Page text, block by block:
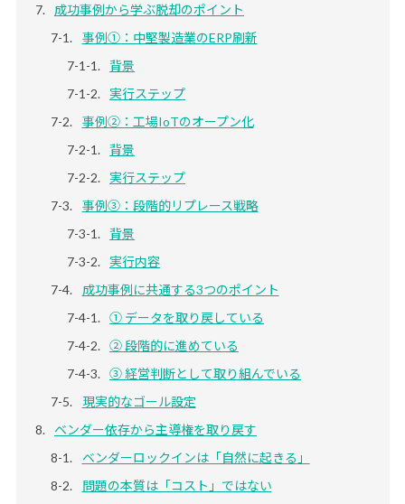
成功事例から学ぶ脱却のポイント
事例①：中堅製造業のERP刷新
背景
実行ステップ
事例②：工場IoTのオープン化
背景
実行ステップ
事例③：段階的リプレース戦略
背景
実行内容
成功事例に共通する3つのポイント
① データを取り戻している
② 段階的に進めている
③ 経営判断として取り組んでいる
現実的なゴール設定
ベンダー依存から主導権を取り戻す
ベンダーロックインは「自然に起きる」
問題の本質は「コスト」ではない